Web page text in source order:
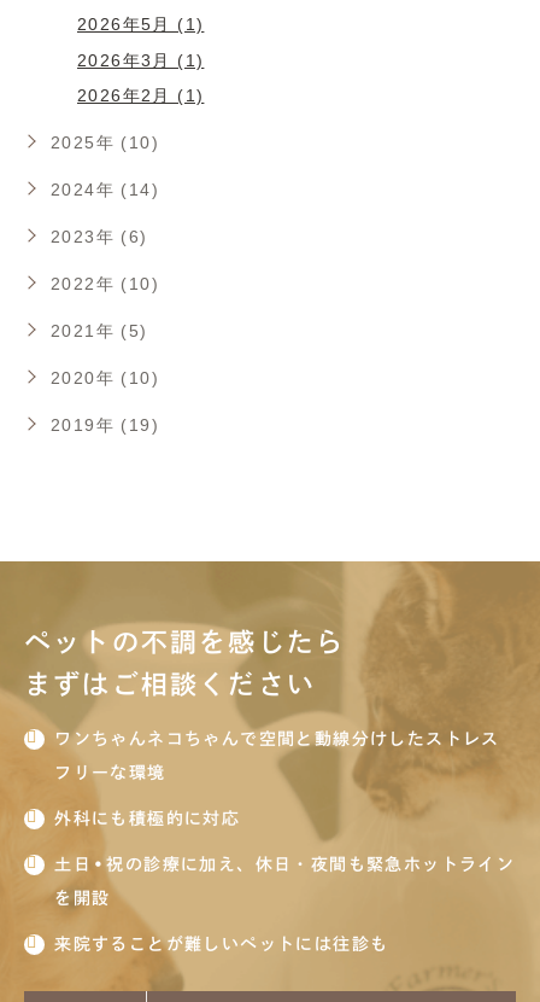
2026年5月 (1)
2026年3月 (1)
2026年2月 (1)
2025年 (10)
2024年 (14)
2023年 (6)
2022年 (10)
2021年 (5)
2020年 (10)
2019年 (19)
ペットの不調を感じたら
まずはご相談ください
ワンちゃんネコちゃんで空間と動線分けしたストレス
フリーな環境
外科にも積極的に対応
土日•祝の診療に加え、休日・夜間も緊急ホットライン
を開設
来院することが難しいペットには往診も